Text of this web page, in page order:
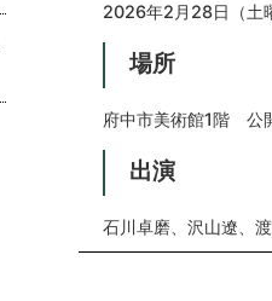
2026年2月28日（土
場所
府中市美術館1階 公
出演
石川卓磨、沢山遼、